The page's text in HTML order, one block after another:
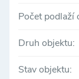
CENA
Pro konkrétní
Více informací
Počet podlaží
Druh objektu:
Stav objektu: